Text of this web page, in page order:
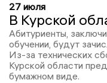
27 июля
Абитуриенты,
обучении, будут
Из-за технических
Курской области
бумажном виде.